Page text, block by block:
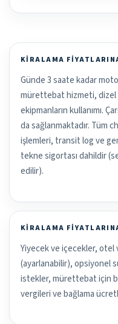
KIRALAMA
Günde 3 saate kadar
mürettebat hizmeti,
ekipmanların kullanımı.
da sağlanmaktadır. Tüm
işlemleri, transit log ve
tekne sigortası dahildir
edilir).
KIRALAMA
Yiyecek ve içecekler, otel
(ayarlanabilir), opsiyonel
istekler, mürettebat için
vergileri ve bağlama